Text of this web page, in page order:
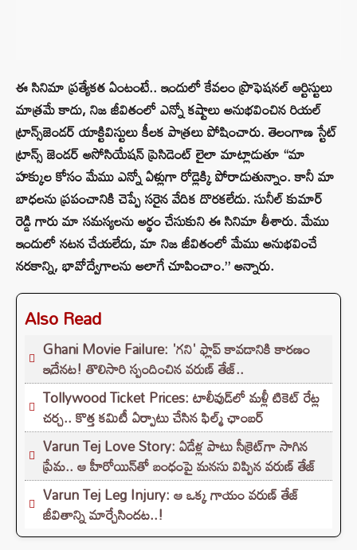
ఈ సినిమా ప్రత్యేకత ఏంటంటే.. ఇందులో కేవలం ప్రొఫెషనల్ ఆర్టిస్టులు
మాత్రమే కాదు, నిజ జీవితంలో ఎన్నో కష్టాలు అనుభవించిన రియల్
ట్రాన్స్‌జెండర్ యాక్టివిస్టులు కీలక పాత్రలు పోషించారు. తెలంగాణ స్టేట్
ట్రాన్స్ జెండర్ అసోసియేషన్ ప్రెసిడెంట్ లైలా మాట్లాడుతూ “మా
హక్కుల కోసం మేము ఎన్నో ఏళ్లుగా రోడ్లెక్కి పోరాడుతున్నాం. కానీ మా
బాధలను ప్రపంచానికి చెప్పే సరైన వేదిక దొరకలేదు. సునీల్ కుమార్
రెడ్డి గారు మా సమస్యలను అర్థం చేసుకుని ఈ సినిమా తీశారు. మేము
ఇందులో నటన చేయలేదు, మా నిజ జీవితంలో మేము అనుభవించే
నరకాన్ని, భావోద్వేగాలను అలాగే చూపించాం.” అన్నారు.
Also Read
Ghani Movie Failure: 'గని' ఫ్లాప్‌ కావడానికి కారణం
ఇదేనట! తొలిసారి స్పందించిన వరుణ్ తేజ్..
Tollywood Ticket Prices: టాలీవుడ్‌లో మళ్లీ టికెట్‌ రేట్ల
చర్చ.. కొత్త కమిటీ ఏర్పాటు చేసిన ఫిల్మ్‌ ఛాంబర్‌
Varun Tej Love Story: ఏడేళ్ల పాటు సీక్రెట్‌గా సాగిన
ప్రేమ.. ఆ హీరోయిన్‌తో బంధంపై మనసు విప్పిన వరుణ్ తేజ్
Varun Tej Leg Injury: ఆ ఒక్క గాయం వరుణ్ తేజ్
జీవితాన్ని మార్చేసిందట..!